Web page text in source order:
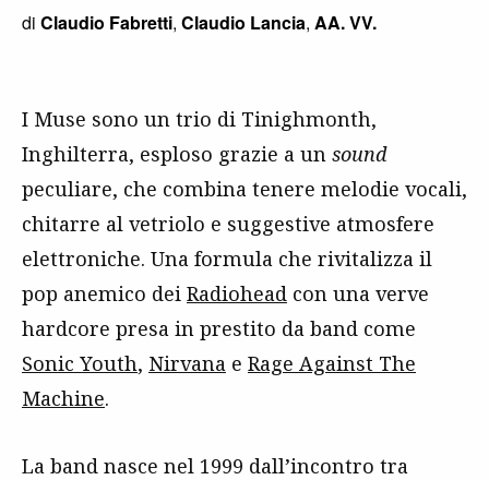
di Claudio Fabretti, Claudio Lancia, AA. VV.
I Muse sono un trio di Tinighmonth,
Inghilterra, esploso grazie a un sound
peculiare, che combina tenere melodie vocali,
chitarre al vetriolo e suggestive atmosfere
elettroniche. Una formula che rivitalizza il
pop anemico dei Radiohead con una verve
hardcore presa in prestito da band come
Sonic Youth, Nirvana e Rage Against The
Machine.
La band nasce nel 1999 dall’incontro tra